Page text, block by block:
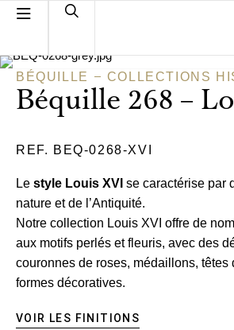
BÉQUILLE COLLECTIONS
Béquille 268 –
REF. BEQ-0268-XVI
Le style Louis XVI se caractérise par
nature et de l’Antiquité.
Notre collection Louis XVI offre de
aux motifs perlés et fleuris, avec des
couronnes de roses, médaillons, têtes
formes décoratives.
VOIR LES FINITIONS